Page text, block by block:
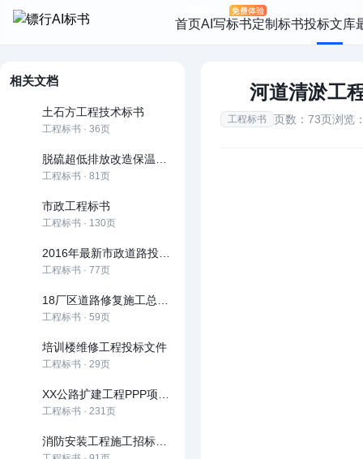
首页AI写标书定制标书投标文库
相关文档
土石方工程技术标书
工程标书 · 36页
工程标书 · 81页
市政工程标书
工程标书 · 130页
工程标书 · 77页
工程标书 · 59页
培训楼维修工程投标文件
工程标书 · 29页
工程标书 · 231页
河道清淤工
工程标书 页数：73页浏览